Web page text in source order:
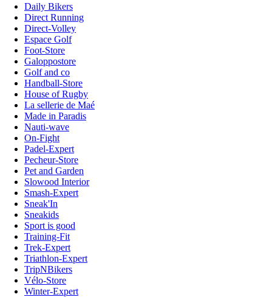
Daily Bikers
Direct Running
Direct-Volley
Espace Golf
Foot-Store
Galoppostore
Golf and co
Handball-Store
House of Rugby
La sellerie de Maé
Made in Paradis
Nauti-wave
On-Fight
Padel-Expert
Pecheur-Store
Pet and Garden
Slowood Interior
Smash-Expert
Sneak'In
Sneakids
Sport is good
Training-Fit
Trek-Expert
Triathlon-Expert
TripNBikers
Vélo-Store
Winter-Expert